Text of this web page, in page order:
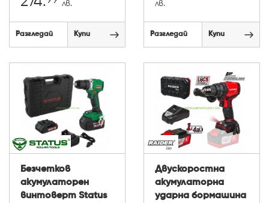
лв.
Разгледай Купи
лв.
Разгледай Купи
Безчетков
акумулаторен
винтоверт Status
Двускоростна
акумулаторна
ударна бормашина